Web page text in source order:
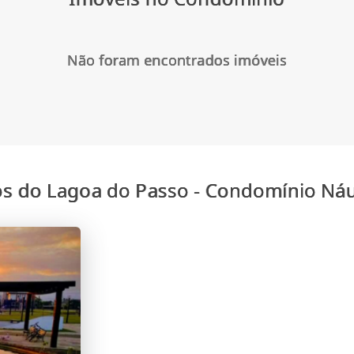
Não foram encontrados imóveis
do Lagoa do Passo - Condomínio